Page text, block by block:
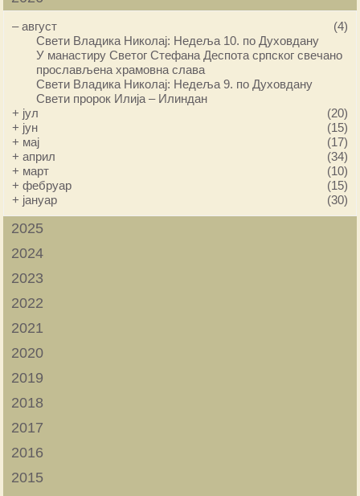
–август
(4)
Свети Владика Николај: Недеља 10. по Духовдану
У манастиру Светог Стефана Деспота српског свечано
прослављена храмовна слава
Свети Владика Николај: Недеља 9. по Духовдану
Свети пророк Илија – Илиндан
+ јул
(20)
+ јун
(15)
+ мај
(17)
+април
(34)
+ март
(10)
+фебруар
(15)
+ јануар (30)
2025
2024
2023
2022
2021
2020
2019
2018
2017
2016
2015